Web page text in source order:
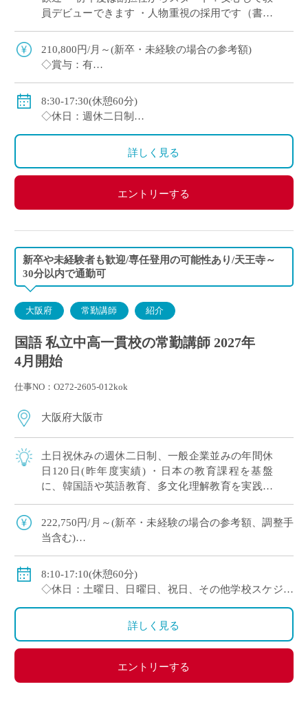
員デビューできます ・人物重視の採用です（書類
曜日＋日曜、祝日休み） ・2～3年後を […]
210,800円/月～(新卒・未経験の場合の参考額)
◇賞与：有
◇保険：私学共済、雇用保険、労災保険
8:30-17:30(休憩60分)
◇休日：週休二日制
日曜日、祝日、その他学校スケジュールによる
詳しく見る
エントリーする
新卒や未経験者も歓迎/専任登用の可能性あり/天王寺～
30分以内で通勤可
大阪府 常勤講師 紹介
国語 私立中高一貫校の常勤講師 2027年
4月開始
仕事NO：O272-2605-012kok
大阪府大阪市
土日祝休みの週休二日制、一般企業並みの年間休
日120日(昨年度実績) ・日本の教育課程を基盤
に、韓国語や英語教育、多文化理解教育を実践す
多様な文化や言語、価値観に触れられる教 […]
222,750円/月～(新卒・未経験の場合の参考額、調整手
当含む)
場合337,700円/月
◇賞与：有(約3.5ヶ月分 ※初年度のみ1.5ヶ月分)
◇手当：家族手当、担任手当、部活手当など
8:10-17:10(休憩60分)
◇休日：土曜日、日曜日、祝日、その他学校スケジュ
※昨年度実績：年間休日120日
詳しく見る
エントリーする